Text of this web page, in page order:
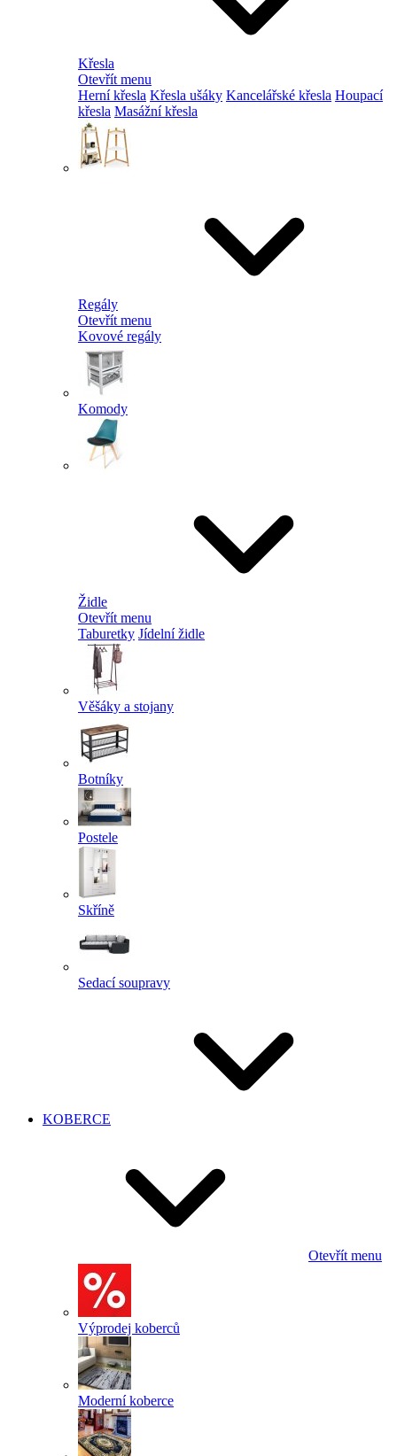
Křesla
Otevřít menu
Herní křesla Křesla ušáky Kancelářské křesla Houpací
křesla Masážní křesla
Regály
Otevřít menu
Kovové regály
Komody
Židle
Otevřít menu
Taburetky Jídelní židle
Věšáky a stojany
Botníky
Postele
Skříně
Sedací soupravy
KOBERCE
Otevřít menu
Výprodej koberců
Moderní koberce